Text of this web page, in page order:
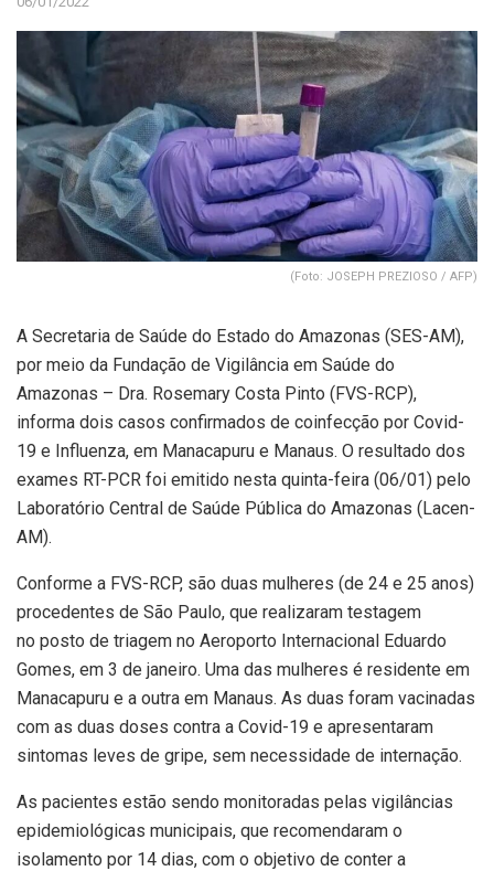
(Foto: JOSEPH PREZIOSO / AFP)
A Secretaria de Saúde do Estado do Amazonas (SES-AM),
por meio da Fundação de Vigilância em Saúde do
Amazonas – Dra. Rosemary Costa Pinto (FVS-RCP),
informa dois casos confirmados de coinfecção por Covid-
19 e Influenza, em Manacapuru e Manaus. O resultado dos
exames RT-PCR foi emitido nesta quinta-feira (06/01) pelo
Laboratório Central de Saúde Pública do Amazonas (Lacen-
AM).
Conforme a FVS-RCP, são duas mulheres (de 24 e 25 anos)
procedentes de São Paulo, que realizaram testagem
no posto de triagem no Aeroporto Internacional Eduardo
Gomes, em 3 de janeiro. Uma das mulheres é residente em
Manacapuru e a outra em Manaus. As duas foram vacinadas
com as duas doses contra a Covid-19 e apresentaram
sintomas leves de gripe, sem necessidade de internação.
As pacientes estão sendo monitoradas pelas vigilâncias
epidemiológicas municipais, que recomendaram o
isolamento por 14 dias, com o objetivo de conter a